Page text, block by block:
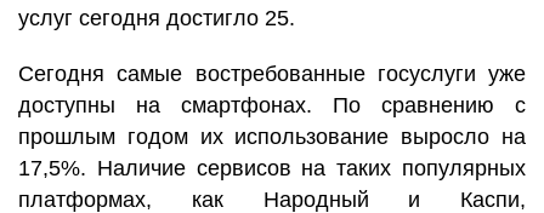
услуг сегодня достигло 25.
Сегодня самые востребованные госуслуги уже
доступны на смартфонах. По сравнению с
прошлым годом их использование выросло на
17,5%. Наличие сервисов на таких популярных
платформах, как Народный и Каспи,